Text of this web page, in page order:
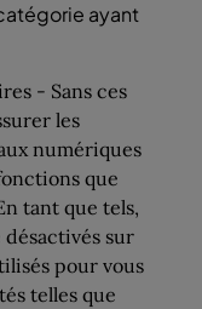
ayant
- Sans ces
les
numériques
que
tant que tels,
sur
pour vous
telles que